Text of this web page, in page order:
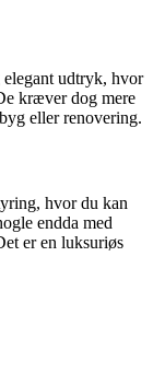
udtryk, hvor
kræver dog mere
eller renovering.
hvor du kan
endda med
er en luksuriøs